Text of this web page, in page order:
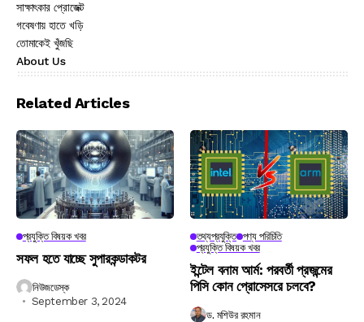
সাক্ষাৎকার প্রোজেক্ট
গবেষণায় হাতে খড়ি
তোমাকেই খুঁজছি
About Us
Related Articles
প্রযুক্তি বিষয়ক খবর
সফল হতে যাচ্ছে সুপারকন্ডাকটর
নিউজডেস্ক
September 3, 2024
তথ্যপ্রযুক্তি পণ্য পরিচিতি
প্রযুক্তি বিষয়ক খবর
ইন্টেল বনাম আর্ম: পরবর্তী প্রজন্মের
পিসি কোন প্রোসেসরে চলবে?
ড. মশিউর রহমান